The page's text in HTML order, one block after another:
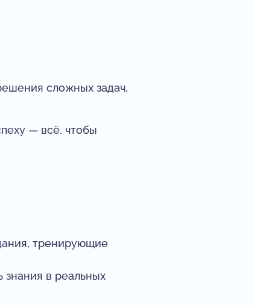
сложных задач,
— всё, чтобы
тренирующие
знания в реальных